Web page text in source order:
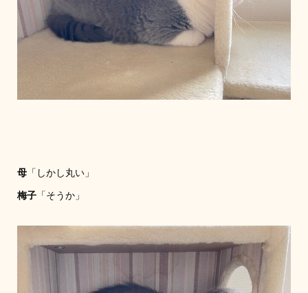
母「しかし丸い」
梅子「そうか」